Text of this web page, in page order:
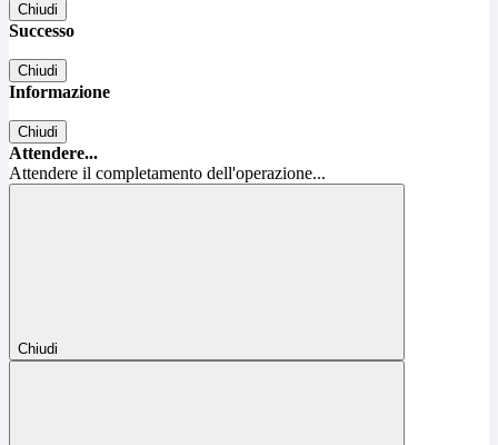
Chiudi
Successo
Chiudi
Informazione
Chiudi
Attendere...
Attendere il completamento dell'operazione...
Chiudi